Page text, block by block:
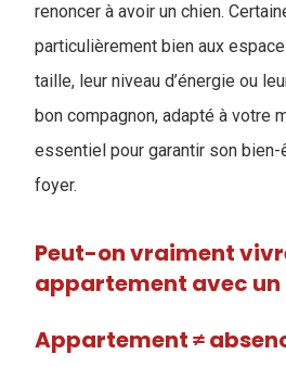
renoncer à avoir un chien.
particulièrement bien aux
taille, leur niveau d’énergie ou
bon compagnon, adapté à votre
essentiel pour garantir son
foyer.
Peut-on vraiment
appartement avec un
Appartement ≠